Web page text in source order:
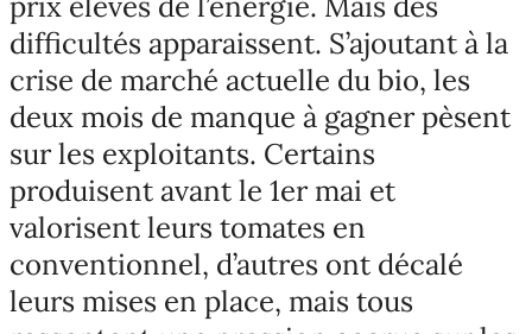
difficultés apparaissent. S’ajoutant à la
crise de marché actuelle du bio, les
deux mois de manque à gagner pèsent
sur les exploitants. Certains
produisent avant le 1er mai et
valorisent leurs tomates en
conventionnel, d’autres ont décalé
leurs mises en place, mais tous